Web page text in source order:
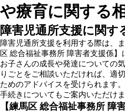
や療育に関する
障害児通所支援に関す
障害児通所支援を利用する際は、
区 総合福祉事務所 障害者支援係】
お子さんの成長や発達についての
りごとをご相談いただければ、適
ためのアドバイスを受けられます
手続きについてもご案内いただけま
【練馬区 総合福祉事務所 障